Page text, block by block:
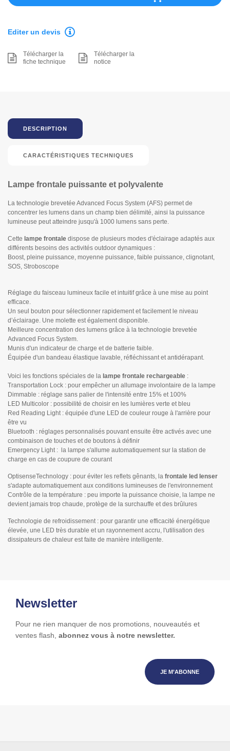
Editer un devis
Télécharger la
fiche technique
Télécharger la
notice
DESCRIPTION
CARACTÉRISTIQUES TECHNIQUES
Lampe frontale puissante et polyvalente
La technologie brevetée Advanced Focus System (AFS) permet de
concentrer les lumens dans un champ bien délimité, ainsi la puissance
lumineuse peut atteindre jusqu'à 1000 lumens sans perte.
Cette lampe frontale dispose de plusieurs modes d'éclairage adaptés aux
différents besoins des activités outdoor dynamiques :
Boost, pleine puissance, moyenne puissance, faible puissance, clignotant,
SOS, Stroboscope
Réglage du faisceau lumineux facile et intuitif grâce à une mise au point
efficace.
Un seul bouton pour sélectionner rapidement et facilement le niveau
d’éclairage. Une molette est également disponible.
Meilleure concentration des lumens grâce à la technologie brevetée
Advanced Focus System.
Munis d'un indicateur de charge et de batterie faible.
Équipée d'un bandeau élastique lavable, réfléchissant et antidérapant.
Voici les fonctions spéciales de la lampe frontale rechargeable :
Transportation Lock : pour empêcher un allumage involontaire de la lampe
Dimmable : réglage sans palier de l'intensité entre 15% et 100%
LED Multicolor : possibilité de choisir en les lumières verte et bleu
Red Reading Light : équipée d'une LED de couleur rouge à l'arrière pour
être vu
Bluetooth : réglages personnalisés pouvant ensuite être activés avec une
combinaison de touches et de boutons à définir
Emergency Light : la lampe s'allume automatiquement sur la station de
charge en cas de coupure de courant
OptisenseTechnology : pour éviter les reflets gênants, la frontale led lenser
s'adapte automatiquement aux conditions lumineuses de l'environnement
Contrôle de la température : peu importe la puissance choisie, la lampe ne
devient jamais trop chaude, protège de la surchauffe et des brûlures
Technologie de refroidissement : pour garantir une efficacité énergétique
élevée, une LED très durable et un rayonnement accru, l'utilisation des
dissipateurs de chaleur est faite de manière intelligente.
Newsletter
Pour ne rien manquer de nos promotions, nouveautés et
ventes flash, abonnez vous à notre newsletter.
JE M’ABONNE